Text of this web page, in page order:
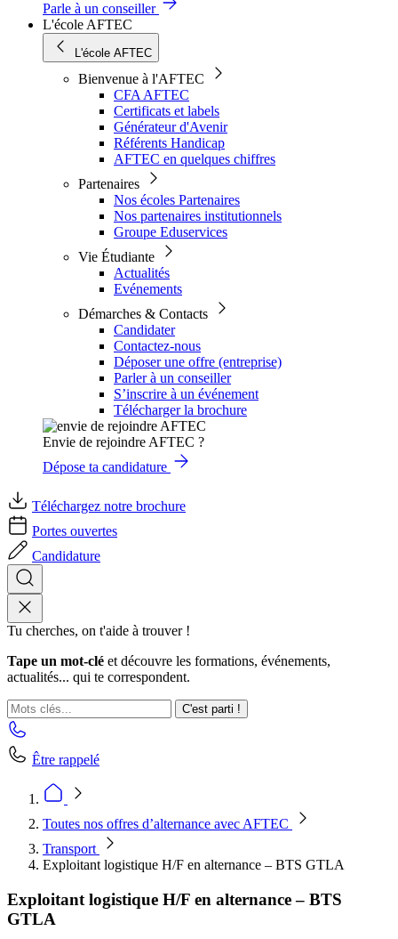
Parle à un conseiller
L'école AFTEC
L'école AFTEC
Bienvenue à l'AFTEC
CFA AFTEC
Certificats et labels
Générateur d'Avenir
Référents Handicap
AFTEC en quelques chiffres
Partenaires
Nos écoles Partenaires
Nos partenaires institutionnels
Groupe Eduservices
Vie Étudiante
Actualités
Evénements
Démarches & Contacts
Candidater
Contactez-nous
Déposer une offre (entreprise)
Parler à un conseiller
S’inscrire à un événement
Télécharger la brochure
Envie de rejoindre AFTEC ?
Dépose ta candidature
Téléchargez notre brochure
Portes ouvertes
Candidature
Tu cherches, on t'aide à trouver !
Tape un mot-clé et découvre les formations, événements,
actualités... qui te correspondent.
C'est parti !
Être rappelé
Toutes nos offres d’alternance avec AFTEC
Transport
Exploitant logistique H/F en alternance – BTS GTLA
Exploitant logistique H/F en alternance – BTS
GTLA